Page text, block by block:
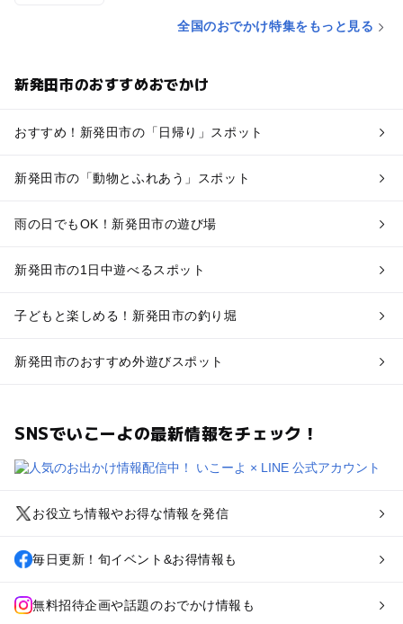
全国のおでかけ特集をもっと見る
新発田市のおすすめおでかけ
おすすめ！新発田市の「日帰り」スポット
新発田市の「動物とふれあう」スポット
雨の日でもOK！新発田市の遊び場
新発田市の1日中遊べるスポット
子どもと楽しめる！新発田市の釣り堀
新発田市のおすすめ外遊びスポット
SNSでいこーよの最新情報をチェック！
お役立ち情報やお得な情報を発信
毎日更新！旬イベント&お得情報も
無料招待企画や話題のおでかけ情報も